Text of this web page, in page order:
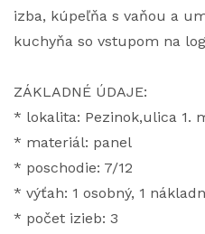
izba, kúpeľňa s vaňou a
kuchyňa so vstupom na
ZÁKLADNÉ ÚDAJE:
* lokalita: Pezinok,ulica 1.
* materiál: panel
* poschodie: 7/12
* výťah: 1 osobný, 1
* počet izieb: 3